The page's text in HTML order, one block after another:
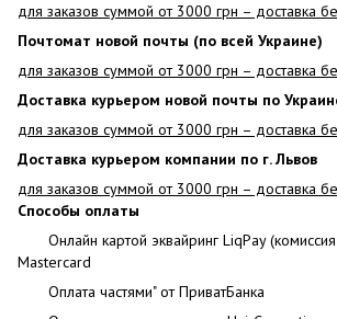
для заказов суммой от 3000 грн – доставка
Почтомат новой почты (по всей Украине)
для заказов суммой от 3000 грн – доставка
Доставка курьером новой почты по
для заказов суммой от 3000 грн – доставка
Доставка курьером компании по г. Львов
для заказов суммой от 3000 грн – доставка
Способы оплаты
Онлайн картой эквайринг LiqPay (комиссия
Mastercard
Оплата частями" от ПриватБанка